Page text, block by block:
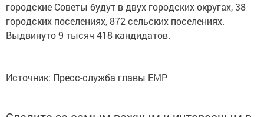
городские Советы будут в двух городских округах, 38
городских поселениях, 872 сельских поселениях.
Выдвинуто 9 тысяч 418 кандидатов.
Источник: Пресс-служба главы ЕМР